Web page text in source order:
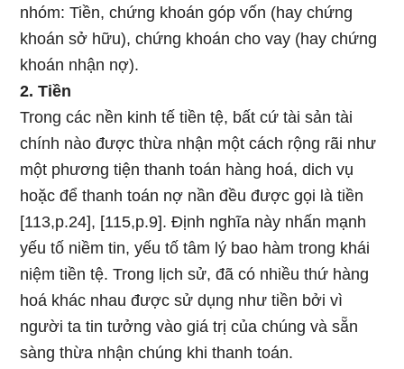
nhóm: Tiền, chứng khoán góp vốn (hay chứng
khoán sở hữu), chứng khoán cho vay (hay chứng
khoán nhận nợ).
2. Tiền
Trong các nền kinh tế tiền tệ, bất cứ tài sản tài
chính nào được thừa nhận một cách rộng rãi như
một phương tiện thanh toán hàng hoá, dich vụ
hoặc để thanh toán nợ nần đều được gọi là tiền
[113,p.24], [115,p.9]. Định nghĩa này nhấn mạnh
yếu tố niềm tin, yếu tố tâm lý bao hàm trong khái
niệm tiền tệ. Trong lịch sử, đã có nhiều thứ hàng
hoá khác nhau được sử dụng như tiền bởi vì
người ta tin tưởng vào giá trị của chúng và sẵn
sàng thừa nhận chúng khi thanh toán.